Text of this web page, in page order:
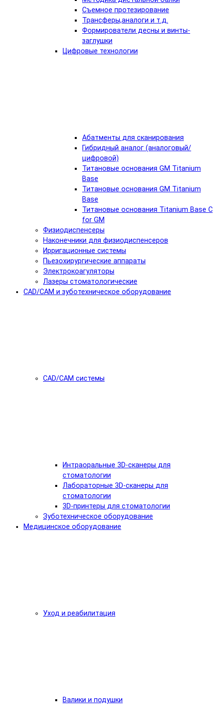
Съемное протезирование
Трансферы,аналоги и т.д.
Формирователи десны и винты-
заглушки
Цифровые технологии
Абатменты для сканирования
Гибридный аналог (аналоговый/
цифровой)
Титановые основания GM Titanium
Base
Титановые основания GM Titanium
Base
Титановые основания Titanium Base C
for GM
Физиодиспенсеры
Наконечники для физиодиспенсеров
Ирригационные системы
Пьезохирургические аппараты
Электрокоагуляторы
Лазеры стоматологические
CAD/CAM и зуботехническое оборудование
CAD/CAM системы
Интраоральные 3D-сканеры для
стоматологии
Лабораторные 3D-сканеры для
стоматологии
3D-принтеры для стоматологии
Зуботехническое оборудование
Медицинское оборудование
Уход и реабилитация
Валики и подушки